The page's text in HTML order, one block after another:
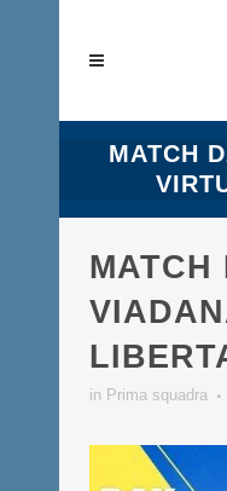
MATCH
MATCH
in Prima squadra